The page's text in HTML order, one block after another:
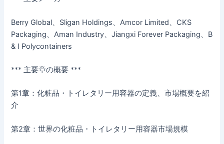
Berry Global、Sligan Holdings、Amcor Limited、CKS
Packaging、Aman Industry、Jiangxi Forever Packaging、B
& I Polycontainers
*** 主要章の概要 ***
第1章：化粧品・トイレタリー用容器の定義、市場概要を紹
介
第2章：世界の化粧品・トイレタリー用容器市場規模